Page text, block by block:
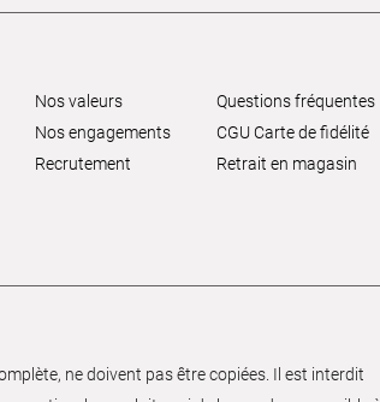
Nos valeurs
Nos engagements
Recrutement
Questions fréquentes
CGU Carte de fidélité
Retrait en magasin
ne doivent pas être copiées. Il est interdit